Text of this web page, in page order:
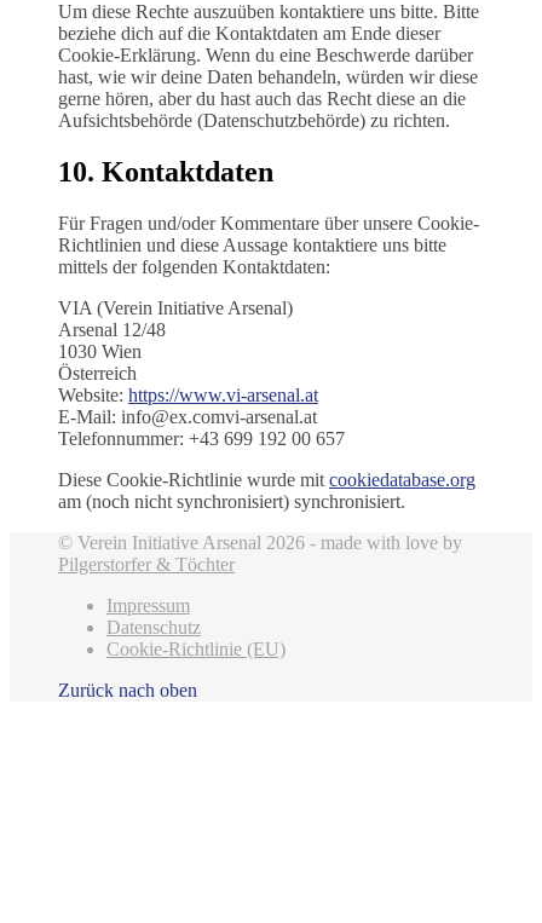
Um diese Rechte auszuüben kontaktiere uns bitte. Bitte
beziehe dich auf die Kontaktdaten am Ende dieser
Cookie-Erklärung. Wenn du eine Beschwerde darüber
hast, wie wir deine Daten behandeln, würden wir diese
gerne hören, aber du hast auch das Recht diese an die
Aufsichtsbehörde (Datenschutzbehörde) zu richten.
10. Kontaktdaten
Für Fragen und/oder Kommentare über unsere Cookie-
Richtlinien und diese Aussage kontaktiere uns bitte
mittels der folgenden Kontaktdaten:
VIA (Verein Initia­tive Arsenal)
Arsenal 12/48
1030 Wien
Österreich
Website: https://www.vi-arsenal.at
E-Mail: info@ex.comvi-arsenal.at
Telefonnummer: +43 699 192 00 657
Diese Cookie-Richtlinie wurde mit cookiedatabase.org
am (noch nicht synchronisiert) synchronisiert.
© Verein Initiative Arsenal 2026 - made with love by
Pilgerstorfer & Töchter
Impressum
Datenschutz
Cookie-Richtlinie (EU)
Zurück nach oben